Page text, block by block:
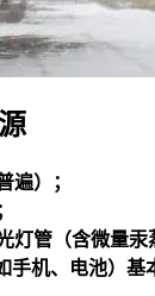
遍）；
灯管（含微量汞
手机、电池）基